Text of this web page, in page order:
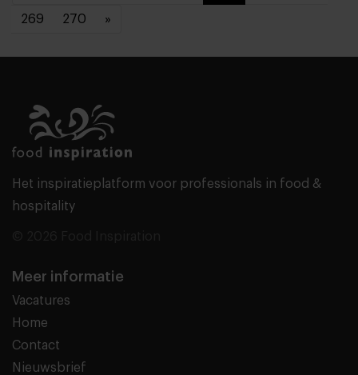
269 270 »
Het inspiratieplatform voor professionals in food &
hospitality
Meer informatie
Vacatures
Home
Contact
Nieuwsbrief